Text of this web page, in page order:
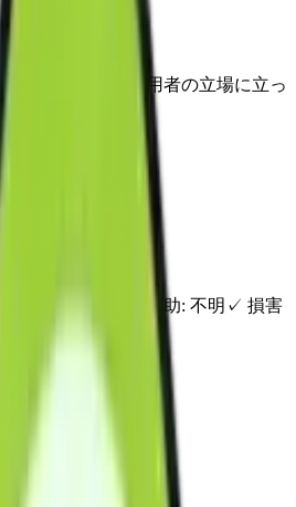
重して、常に利用者の立場に立っ
ものとする。
ービス 自宅援助: 不明 ✓ 損害